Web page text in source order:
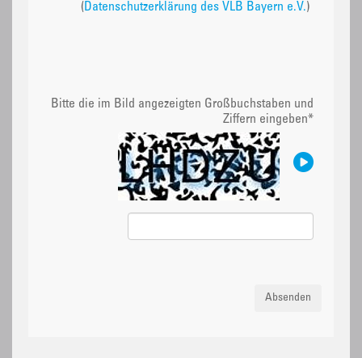
(Datenschutzerklärung des VLB Bayern e.V.)
Bitte die im Bild angezeigten Großbuchstaben und
Ziffern eingeben*
Absenden